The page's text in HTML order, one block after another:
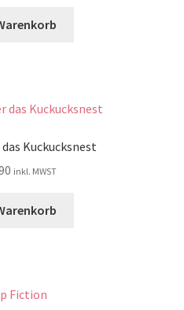
Kuckucksnest
inkl. MWST